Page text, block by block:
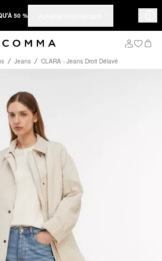
50 %
Jeans CLARA - Jeans Droit Délavé